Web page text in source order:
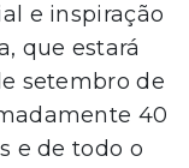
e inspiração
que estará
setembro de
40
e de todo o